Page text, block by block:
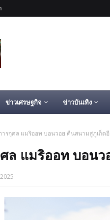
ข่าวเศรษฐกิจ ข่าวบันเทิง
รกุศล แมริออท บอนวอย คืนสนามสู่ภูเก็ตอี
ล แมริออท บอน